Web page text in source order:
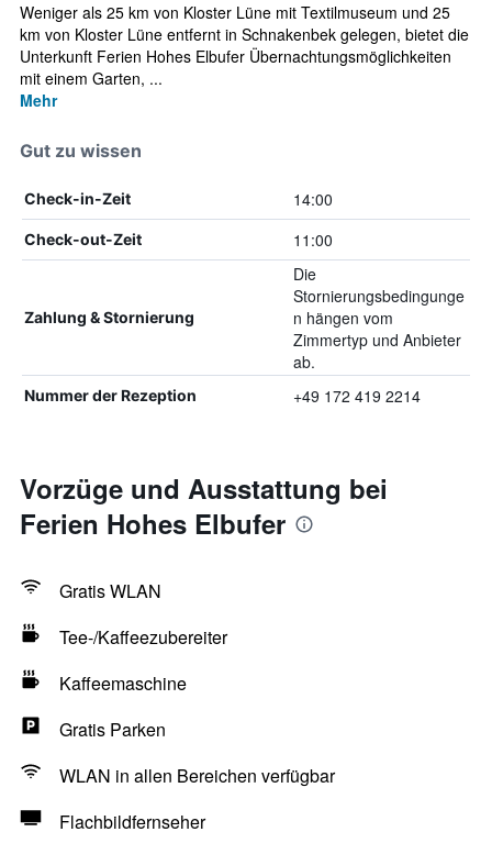
Weniger als 25 km von Kloster Lüne mit Textilmuseum und 25
km von Kloster Lüne entfernt in Schnakenbek gelegen, bietet die
Unterkunft Ferien Hohes Elbufer Übernachtungsmöglichkeiten
mit einem Garten, ...
Mehr
Gut zu wissen
Check-in-Zeit 14:00
Check-out-Zeit 11:00
Zahlung & Stornierung
Die
Stornierungsbedingunge
n hängen vom
Zimmertyp und Anbieter
ab.
Nummer der Rezeption +49 172 419 2214
Vorzüge und Ausstattung bei
Ferien Hohes Elbufer
Gratis WLAN
Tee-/Kaffeezubereiter
Kaffeemaschine
Gratis Parken
WLAN in allen Bereichen verfügbar
Flachbildfernseher